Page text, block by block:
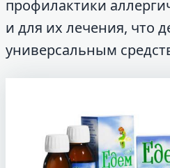
профилактики
и для их лечения, что
универсальным